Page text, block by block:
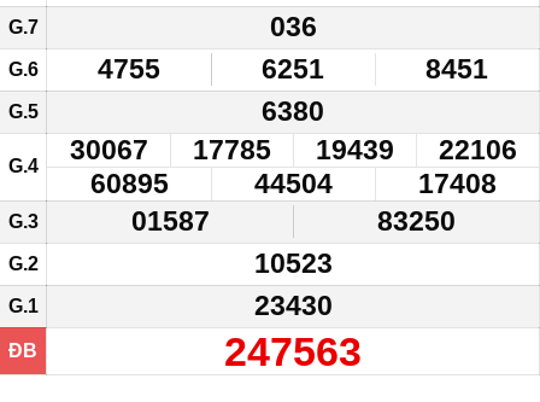
G.7 036
G.6 4755 6251 8451
G.5 6380
G.4
30067 17785 19439
22106
60895
44504 17408
G.3 01587 83250
G.2 10523
G.1 23430
ĐB 247563